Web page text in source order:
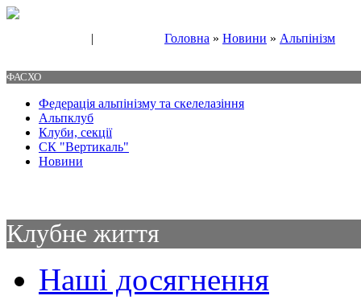
| Головна » Новини » Альпінізм
ФАСХО
Федерація альпінізму та скелелазіння
Альпклуб
Клуби, секції
СК "Вертикаль"
Новини
Клубне життя
Наші досягнення